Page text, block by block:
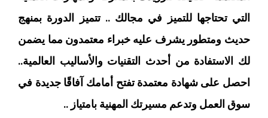
التي تحتاجها للتميز في مجالك .. تتميز الدورة بمنهج
حديث ومتطور يشرف عليه خبراء معتمدون مما يضمن
لك الاستفادة من أحدث التقنيات والأساليب العالمية..
احصل على شهادة معتمدة تفتح أمامك آفاقًا جديدة في
سوق العمل وتدعم مسيرتك المهنية بامتياز ..